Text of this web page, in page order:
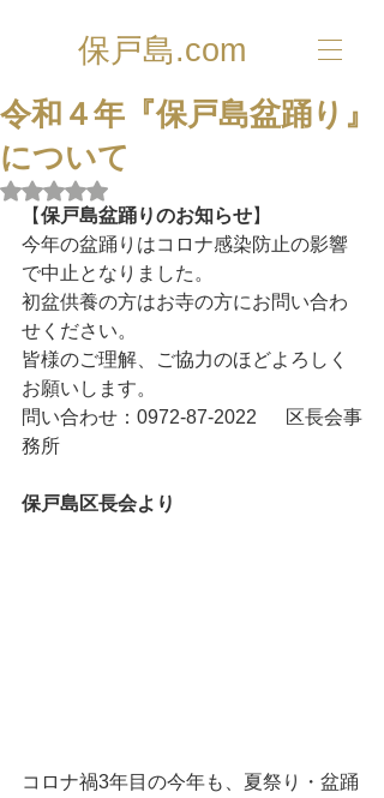
保戸島.com
令和４年『保戸島盆踊り』
について
5つ星のうちNaNと評価されています。
【保戸島盆踊りのお知らせ】
今年の盆踊りはコロナ感染防止の影響
で中止となりました。
初盆供養の方はお寺の方にお問い合わ
せください。
皆様のご理解、ご協力のほどよろしく
お願いします。
問い合わせ：0972-87-2022  　区長会事
務所
保戸島区長会より
コロナ禍3年目の今年も、夏祭り・盆踊